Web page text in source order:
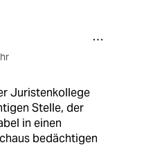
Juristenkollege
Stelle, der
in einen
bedächtigen